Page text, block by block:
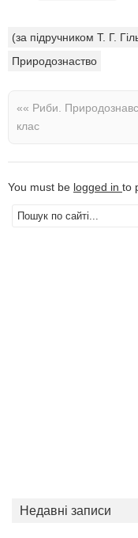
(за підручником Т. Г.
Природознаство
«« Риби.
клас
You must be logged in to
Недавні записи